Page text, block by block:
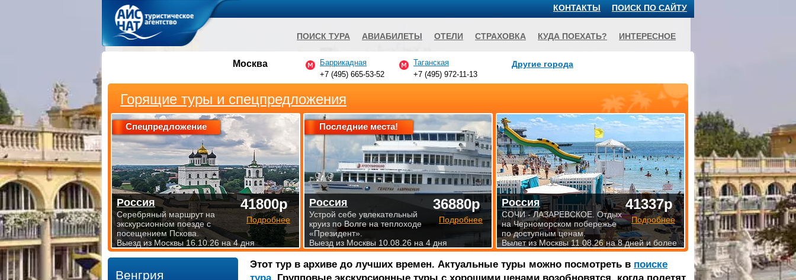
Этот тур в архиве до лучших времен. Актуальные туры можно посмотреть в поиске
Венгрия
Горящие туры и спецпредложения
Спецпредложение
41800р
Подробнее
Россия
Серебряный маршрут на
экскурсионном поезде с
посещением Пскова.
Выезд из Москвы 16.10.26 на 4 дня
Последние места!
36880р
Подробнее
Россия
Устрой себе увлекательный
круиз по Волге на теплоходе
«Президент».
Выезд из Москвы 10.08.26 на 4 дня
41337р
Подробнее
Россия
СОЧИ - ЛАЗАРЕВСКОЕ. Отдых
на Черноморском побережье
по доступным ценам.
Вылет из Москвы 11.08.26 на 8 дней и более
Москва
Баррикадная
+7 (495) 665-53-52
Таганская
+7 (495) 972-11-13
Другие города
ПОИСК ПО САЙТУ
КОНТАКТЫ
ПОИСК ТУРА АВИАБИЛЕТЫ ОТЕЛИ СТРАХОВКА КУДА ПОЕХАТЬ? ИНТЕРЕСНОЕ